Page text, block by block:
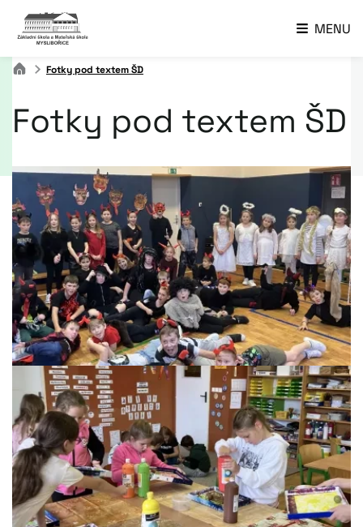
MENU
Fotky pod textem ŠD
Fotky pod textem ŠD